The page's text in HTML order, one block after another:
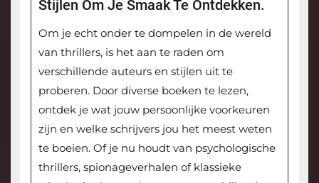
Stijlen Om Je Smaak Te Ontdekken.
Om je echt onder te dompelen in de wereld
van thrillers, is het aan te raden om
verschillende auteurs en stijlen uit te
proberen. Door diverse boeken te lezen,
ontdek je wat jouw persoonlijke voorkeuren
zijn en welke schrijvers jou het meest weten
te boeien. Of je nu houdt van psychologische
thrillers, spionageverhalen of klassieke